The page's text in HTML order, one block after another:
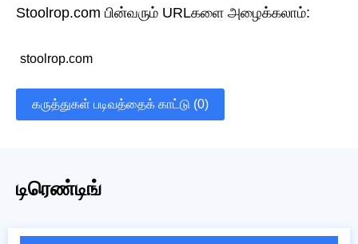
Stoolrop.com பின்வரும் URLகளை அழைக்கலாம்:
stoolrop.com
கருத்துகள் படிவத்தைக் காட்டு (0)
டிரெண்டிங்